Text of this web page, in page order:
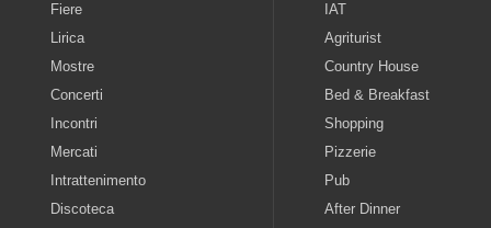
Fiere
Lirica
Mostre
Concerti
Incontri
Mercati
Intrattenimento
Discoteca
IAT
Agriturist
Country House
Bed & Breakfast
Shopping
Pizzerie
Pub
After Dinner